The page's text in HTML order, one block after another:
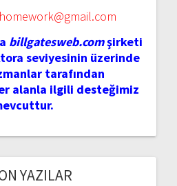
billgatesweb.comşirketi
seviyesinin üzerinde
tarafından
alanla ilgili desteğimiz
YAZILAR